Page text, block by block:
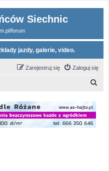
Siechnic
forum
jazdy, galerie, video.
Zaloguj się
Zarejestruj się